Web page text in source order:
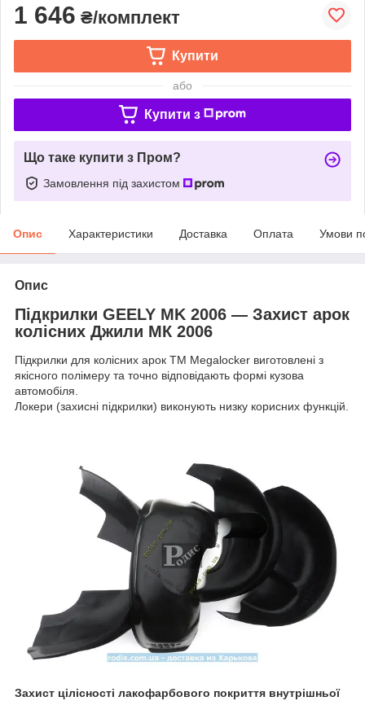
1 646 ₴/комплект
Купити
або
Купити з
Що таке купити з Пром?
Замовлення під захистом
Опис Характеристики Доставка Оплата Умови
Опис
Підкрилки GEELY MK 2006 — Захист арок
колісних Джили МК 2006
Підкрилки для колісних арок ТМ Megalocker виготовлені з
якісного полімеру та точно відповідають формі кузова
автомобіля.
Локери (захисні підкрилки) виконують низку корисних функцій.
Захист цілісності лакофарбового покриття внутрішньої